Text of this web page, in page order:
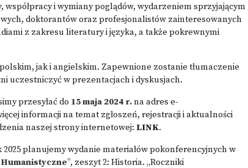
i wymiany poglądów, wydarzeniem sprzyjającym
doktorantów oraz profesjonalistów zainteresowanych
z zakresu literatury i języka, a także pokrewnymi
jak i angielskim. Zapewnione zostanie tłumaczenie
uczestniczyć w prezentacjach i dyskusjach.
przesyłać do 15 maja 2024 r.na adres e-
informacji na temat zgłoszeń, rejestracji i aktualności
naszej strony internetowej: LINK.
2025 planujemy wydanie materiałów pokonferencyjnych w
”, zeszyt 2: Historia. „Roczniki